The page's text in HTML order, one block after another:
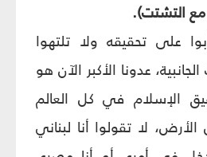
مع التشتت).
على تحقيقه ولا تلتهوا
عدونا الأكبر الآن هو
الإسلام في كل العالم
لا تقولوا أنا لبناني